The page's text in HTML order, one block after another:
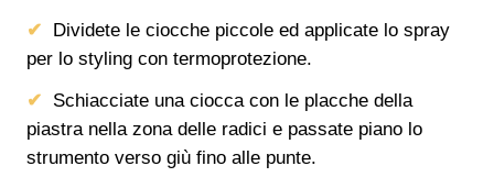
Dividete le ciocche piccole ed applicate lo spray
per lo styling con termoprotezione.
Schiacciate una ciocca con le placche della
piastra nella zona delle radici e passate piano lo
strumento verso giù fino alle punte.